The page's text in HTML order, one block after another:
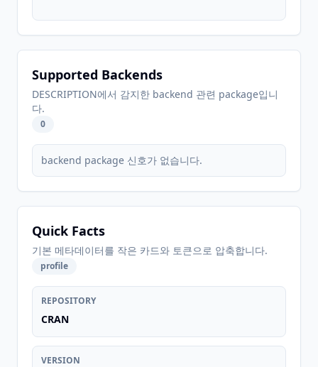
Supported Backends
DESCRIPTION에서 감지한 backend 관련 package입니
다.
0
backend package 신호가 없습니다.
Quick Facts
기본 메타데이터를 작은 카드와 토큰으로 압축합니다.
profile
REPOSITORY
CRAN
VERSION